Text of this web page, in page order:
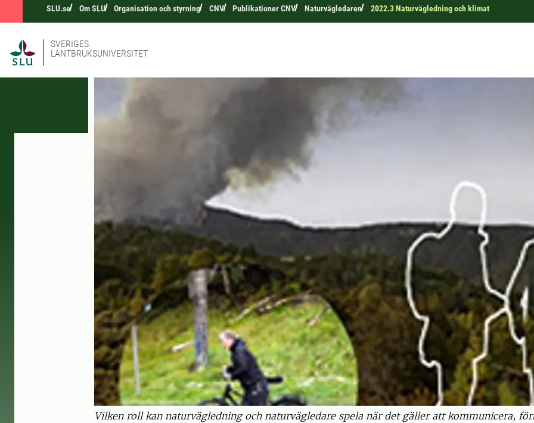
SLU.se Om SLU Organisation och styrning CNV Publikationer CNV Naturvägledaren 2022.3 Naturvägledning och klimat
SVERIGES
LANTBRUKSUNIVERSITET
Vilken roll kan naturvägledning och naturvägledare spela när det gäller att kommunicera,